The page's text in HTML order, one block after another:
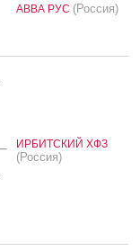
АВВА РУС (Россия)
ИРБИТСКИЙ ХФЗ
(Россия)